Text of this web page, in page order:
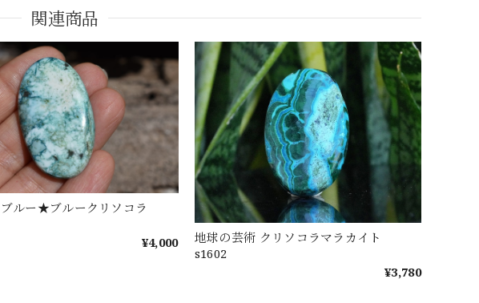
関連商品
ルー★ブルークリソコラ
¥4,000
地球の芸術 クリソコラマラカイト
s1602
¥3,780